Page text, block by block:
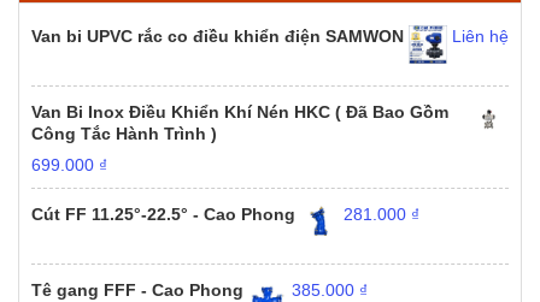
Van bi UPVC rắc co điều khiển điện SAMWON Liên hệ
Van Bi Inox Điều Khiển Khí Nén HKC ( Đã Bao Gồm
Công Tắc Hành Trình )
699.000 ₫
Cút FF 11.25°-22.5° - Cao Phong 281.000 ₫
Tê gang FFF - Cao Phong 385.000 ₫